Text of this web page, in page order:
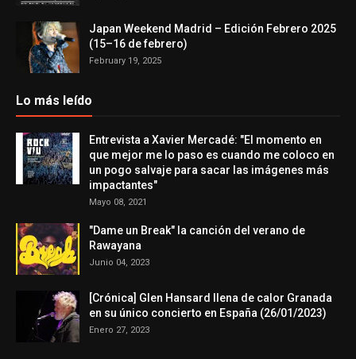
Japan Weekend Madrid – Edición Febrero 2025
(15–16 de febrero)
February 19, 2025
Lo más leído
Entrevista a Xavier Mercadé: "El momento en
que mejor me lo paso es cuando me coloco en
un pogo salvaje para sacar las imágenes más
impactantes"
Mayo 08, 2021
"Dame un Break" la canción del verano de
Rawayana
Junio 04, 2023
[Crónica] Glen Hansard llena de calor Granada
en su único concierto en España (26/01/2023)
Enero 27, 2023